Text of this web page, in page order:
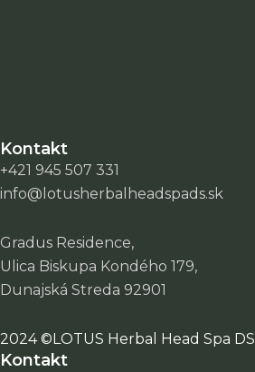
Kontakt
+421 945 507 331
info@lotusherbalheadspads.sk
Gradus Residence,
Ulica Biskupa Kondého 179,
Dunajská Streda 92901
2024 ©LOTUS Herbal Head Spa
Kontakt